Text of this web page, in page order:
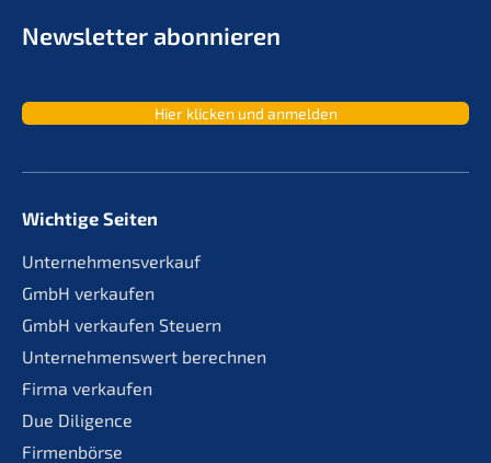
Newslet­ter abonnieren
Hier klicken und anmelden
Wichtige Seiten
Unternehmensverkauf
GmbH verkaufen
GmbH verkaufen Steuern
Unternehmenswert berechnen
Firma verkaufen
Due Diligence
Firmenbörse